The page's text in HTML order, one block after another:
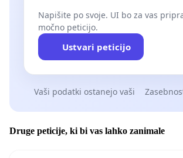
Napišite po svoje. UI bo za vas
močno peticijo.
Ustvari peticijo
Vaši podatki ostanejo vaši
Druge peticije, ki bi vas lahko zanimale